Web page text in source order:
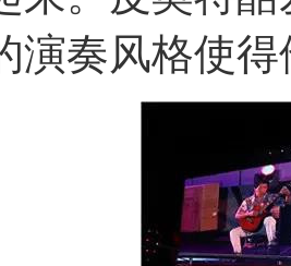
演奏风格使